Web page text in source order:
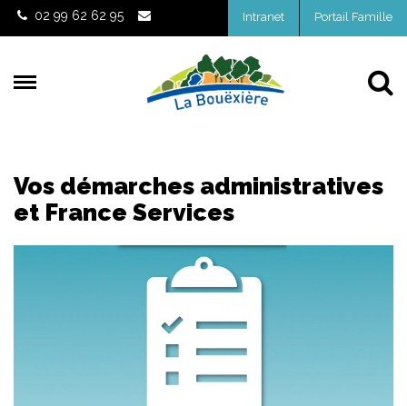
Gestion des traceurs
02 99 62 62 95 Intranet Portail Famille
Vos démarches administratives
et France Services